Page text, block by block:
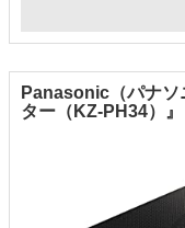
Panasonic（パナソ
ター（KZ-PH34）』